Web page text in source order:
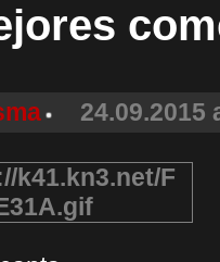
24.09.2015